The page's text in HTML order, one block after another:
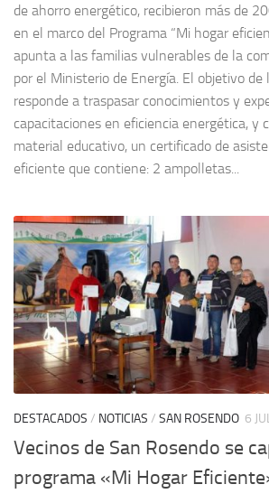
de ahorro energético, recibieron más de
en el marco del Programa “Mi hogar
apunta a las familias vulnerables de la
por el Ministerio de Energía. El objetivo de
responde a traspasar conocimientos y
capacitaciones en eficiencia energética, y
material educativo, un certificado de
eficiente que contiene: 2 ampolletas...
DESTACADOS / NOTICIAS / SAN ROSENDO 6
Vecinos de San Rosendo se
programa «Mi Hogar